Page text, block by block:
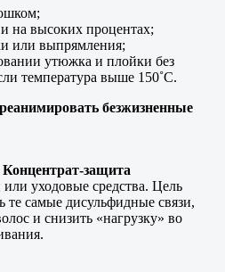
на высоких процентах;
или выпрямления;
утюжка и плойки без
температура выше 150˚С.
безжизненные
защита
уходовые средства. Цель
те самые дисульфидные связи,
и снизить «нагрузку» во